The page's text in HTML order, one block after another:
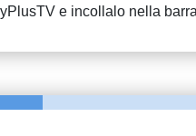
e incollalo nella